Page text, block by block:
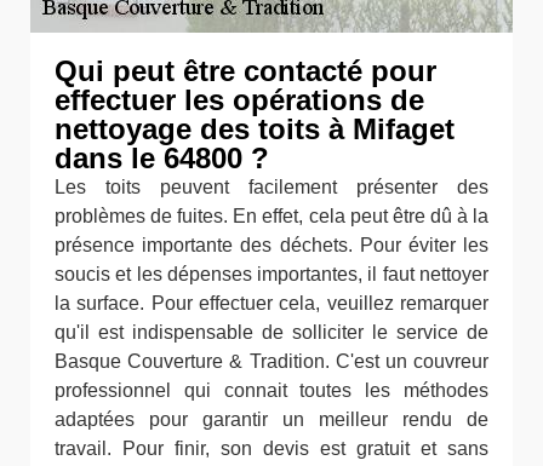
Qui peut être contacté pour
effectuer les opérations de
nettoyage des toits à Mifaget
dans le 64800 ?
Les toits peuvent facilement présenter des
problèmes de fuites. En effet, cela peut être dû à la
présence importante des déchets. Pour éviter les
soucis et les dépenses importantes, il faut nettoyer
la surface. Pour effectuer cela, veuillez remarquer
qu'il est indispensable de solliciter le service de
Basque Couverture & Tradition. C'est un couvreur
professionnel qui connait toutes les méthodes
adaptées pour garantir un meilleur rendu de
travail. Pour finir, son devis est gratuit et sans